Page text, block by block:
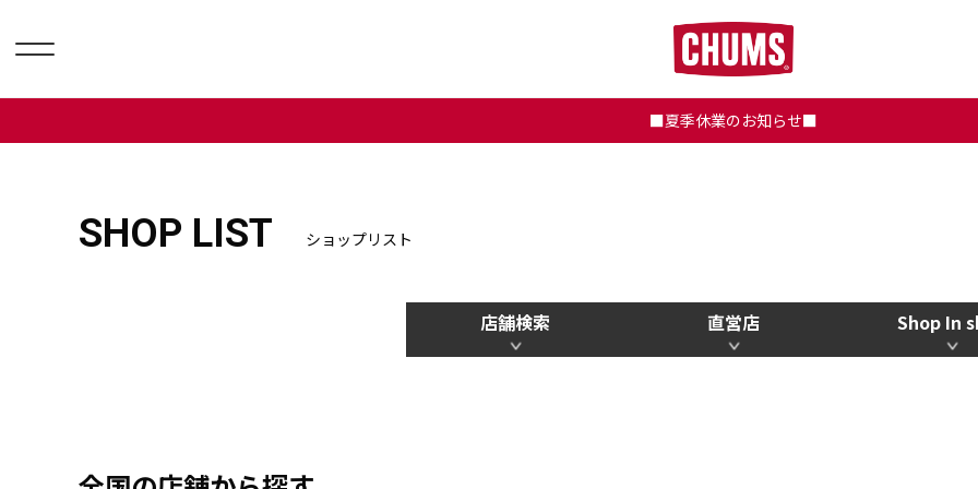
■夏季休業のお知らせ■
SHOP LIST ショップリスト
店舗検索 直営店 Shop In